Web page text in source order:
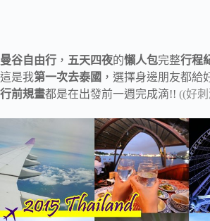
曼谷自由行 ， 五天四夜的懶人包完整行程
這是我第一次去泰國 ，選擇身邊朋友都給
行前規畫都是在出發前一週完成滴!! ((好